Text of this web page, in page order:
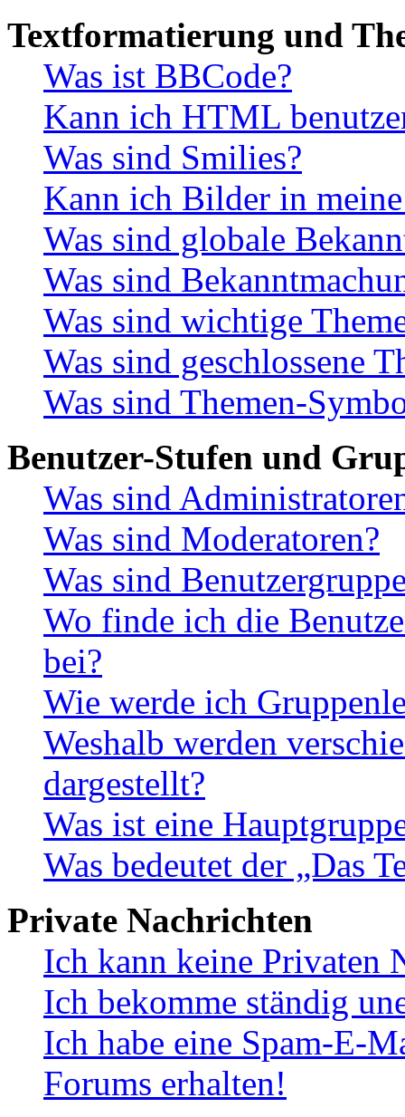
Textformatierung und
Was ist BBCode?
Kann ich HTML
Was sind Smilies?
Kann ich Bilder in
Was sind globale
Was sind
Was sind wichtige
Was sind geschlossene
Was sind Themen-
Benutzer-Stufen und
Was sind
Was sind Moderatoren?
Was sind
Wo finde ich die
bei?
Wie werde ich
Weshalb werden
dargestellt?
Was ist eine
Was bedeutet der „Das
Private Nachrichten
Ich kann keine Privaten
Ich bekomme ständig
Ich habe eine Spam-E-
Forums erhalten!